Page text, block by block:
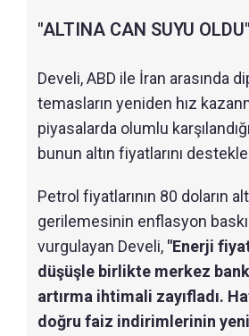
"ALTINA CAN SUYU OLDU"
Develi, ABD ile İran arasında
temasların yeniden hız
piyasalarda olumlu
bunun altın fiyatlarını
Petrol fiyatlarının 80 doların
gerilemesinin enflasyon
vurgulayan Develi, "Enerji
düşüşle birlikte merkez
artırma ihtimali zayıfladı.
doğru faiz indirimlerinin